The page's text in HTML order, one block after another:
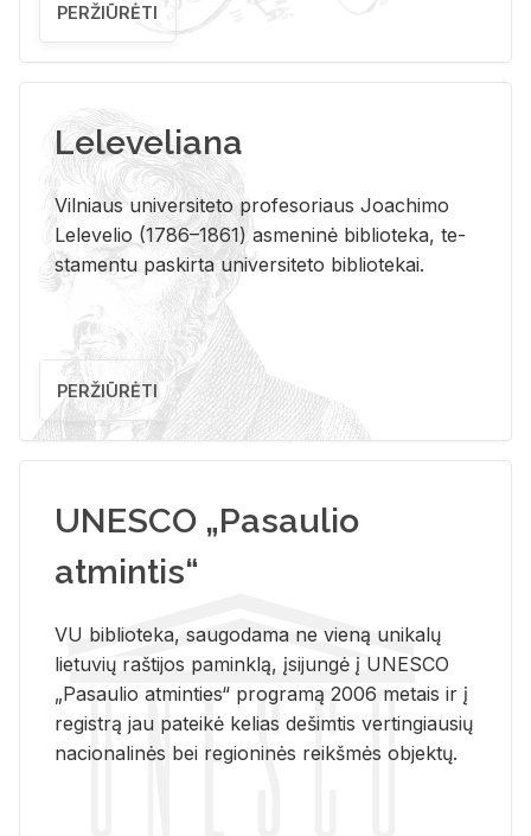
PERŽIŪRĖTI
Leleveliana
Vil­niaus uni­ver­si­te­to pro­fe­so­riaus Jo­a­chi­mo
Le­le­ve­lio (1786–1861) as­me­ni­nė bi­b­lio­te­ka, te­
sta­men­tu pa­skir­ta uni­ver­si­te­to bi­b­lio­te­kai.
PERŽIŪRĖTI
UNESCO „Pasaulio
atmintis“
VU biblioteka, saugodama ne vieną unikalų
lietuvių raštijos paminklą, įsijungė į UNESCO
„Pasaulio atminties“ programą 2006 metais ir į
registrą jau pateikė kelias dešimtis vertingiausių
nacionalinės bei regioninės reikšmės objektų.